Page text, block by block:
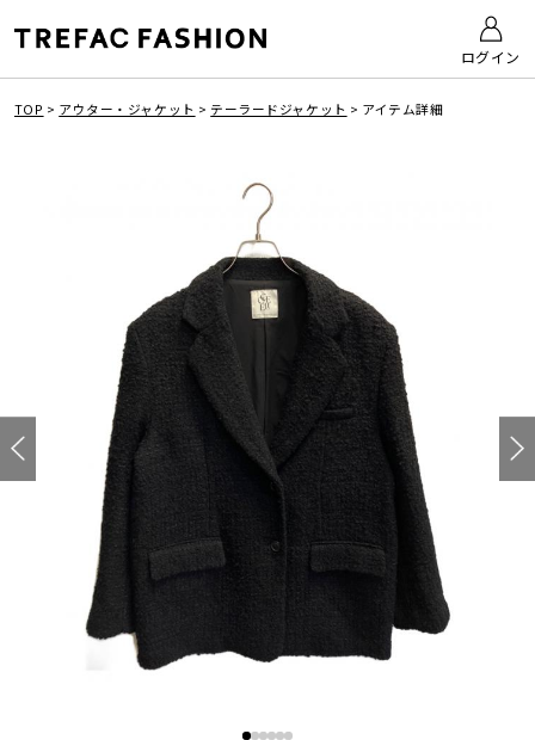
ログイン
TOP > アウター・ジャケット > テーラードジャケット > アイテム詳細